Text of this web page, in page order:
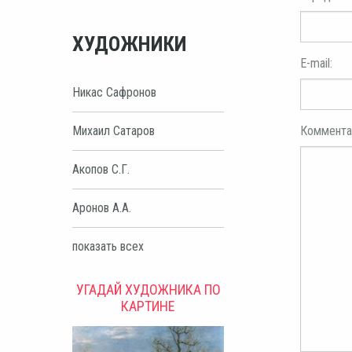
ХУДОЖНИКИ
Никас Сафронов
Михаил Сатаров
Акопов С.Г.
Аронов А.А.
показать всех
УГАДАЙ ХУДОЖНИКА ПО
КАРТИНЕ
E-mail: